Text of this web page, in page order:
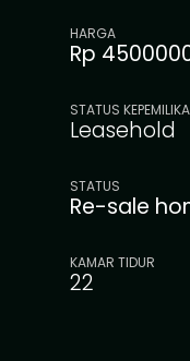
HARGA
Rp
STATUS
Leasehold
STATUS
Re-sale
KAMAR TIDUR
22